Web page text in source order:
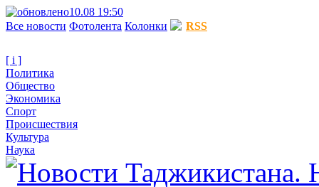
10.08 19:50
Все новости Фотолента Колонки RSS
[ i ]
Политика
Общество
Экономика
Спорт
Происшествия
Культура
Наука